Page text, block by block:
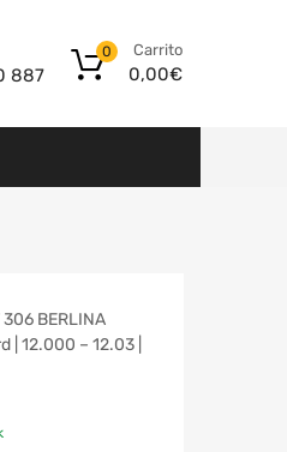
887
Carrito
0,00€
0
306 BERLINA
| 12.000 – 12.03 |